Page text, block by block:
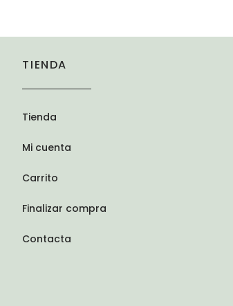
TIENDA
Tienda
Mi cuenta
Carrito
Finalizar compra
Contacta